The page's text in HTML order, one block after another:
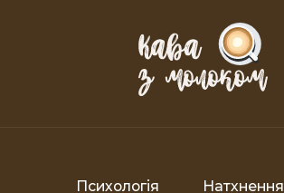
Психологія Натхнення